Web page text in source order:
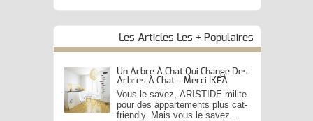
Les Articles Les + Populaires
Un Arbre À Chat Qui Change Des
Arbres À Chat – Merci IKEA
Vous le savez, ARISTIDE milite
pour des appartements plus cat-
friendly. Mais vous le savez...